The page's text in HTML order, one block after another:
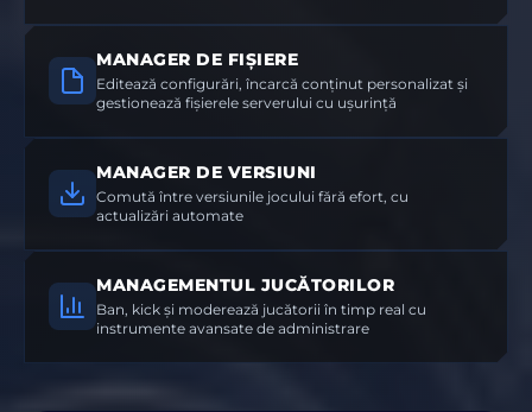
MANAGER DE FIȘIERE
Editează configurări, încarcă conținut personalizat și
gestionează fișierele serverului cu ușurință
MANAGER DE VERSIUNI
Comută între versiunile jocului fără efort, cu
actualizări automate
MANAGEMENTUL JUCĂTORILOR
Ban, kick și moderează jucătorii în timp real cu
instrumente avansate de administrare